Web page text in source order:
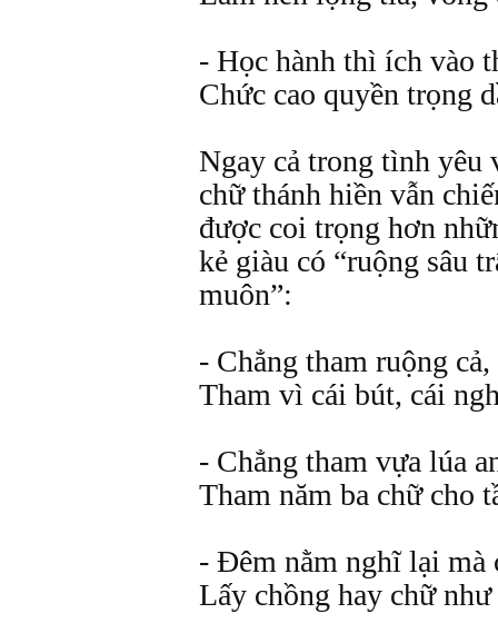
- Học hành thì ích vào
Chức cao quyền trọng
Ngay cả trong tình yêu
chữ thánh hiền vẫn
được coi trọng hơn
kẻ giàu có “ruộng sâu
muôn”:
- Chẳng tham ruộng
Tham vì cái bút, cái
- Chẳng tham vựa lúa
Tham năm ba chữ cho
- Đêm nằm nghĩ lại mà
Lấy chồng hay chữ